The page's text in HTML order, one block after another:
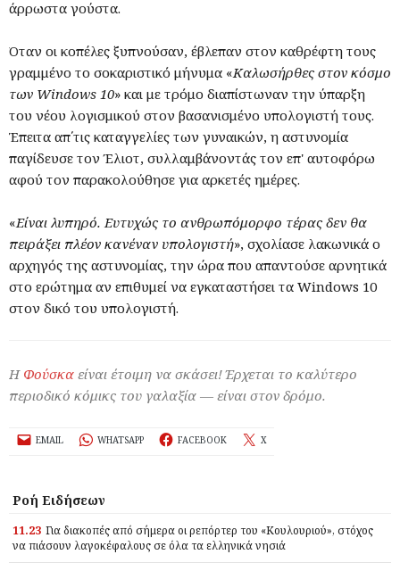
άρρωστα γούστα.
Όταν οι κοπέλες ξυπνούσαν, έβλεπαν στον καθρέφτη τους
γραμμένο το σοκαριστικό μήνυμα «Καλωσήρθες στον κόσμο
των Windows 10» και με τρόμο διαπίστωναν την ύπαρξη
του νέου λογισμικού στον βασανισμένο υπολογιστή τους.
Έπειτα απ΄τις καταγγελίες των γυναικών, η αστυνομία
παγίδευσε τον Έλιοτ, συλλαμβάνοντάς τον επ' αυτοφόρω
αφού τον παρακολούθησε για αρκετές ημέρες.
«Είναι λυπηρό. Ευτυχώς το ανθρωπόμορφο τέρας δεν θα
πειράξει πλέον κανέναν υπολογιστή», σχολίασε λακωνικά ο
αρχηγός της αστυνομίας, την ώρα που απαντούσε αρνητικά
στο ερώτημα αν επιθυμεί να εγκαταστήσει τα Windows 10
στον δικό του υπολογιστή.
Η Φούσκα είναι έτοιμη να σκάσει! Έρχεται το καλύτερο
περιοδικό κόμικς του γαλαξία — είναι στον δρόμο.
EMAIL WHATSAPP FACEBOOK X
Ροή Ειδήσεων
11.23 Για διακοπές από σήμερα οι ρεπόρτερ του «Κουλουριού», στόχος
να πιάσουν λαγοκέφαλους σε όλα τα ελληνικά νησιά